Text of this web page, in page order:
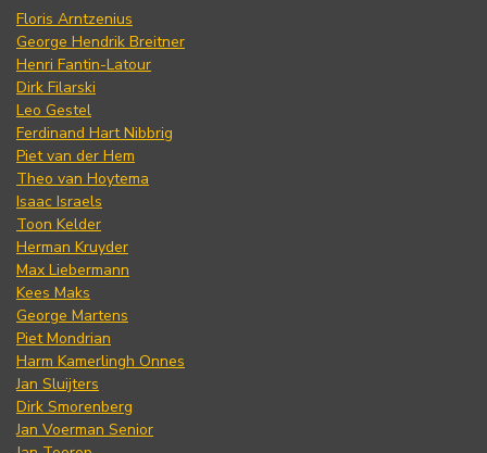
Floris Arntzenius
George Hendrik Breitner
Henri Fantin-Latour
Dirk Filarski
Leo Gestel
Ferdinand Hart Nibbrig
Piet van der Hem
Theo van Hoytema
Isaac Israels
Toon Kelder
Herman Kruyder
Max Liebermann
Kees Maks
George Martens
Piet Mondrian
Harm Kamerlingh Onnes
Jan Sluijters
Dirk Smorenberg
Jan Voerman Senior